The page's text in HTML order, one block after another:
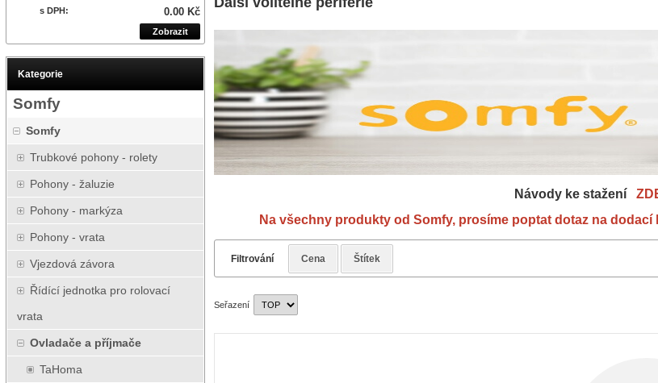
s DPH: 0.00 Kč
Zobrazit
Kategorie
Somfy
Somfy
Trubkové pohony - rolety
Pohony - žaluzie
Pohony - markýza
Pohony - vrata
Vjezdová závora
Řídící jednotka pro rolovací
vrata
Ovladače a příjmače
TaHoma
Návody ke stažení
Na všechny produkty od Somfy, prosíme poptat dotaz na dodací
Filtrování Cena Štítek
Seřazení